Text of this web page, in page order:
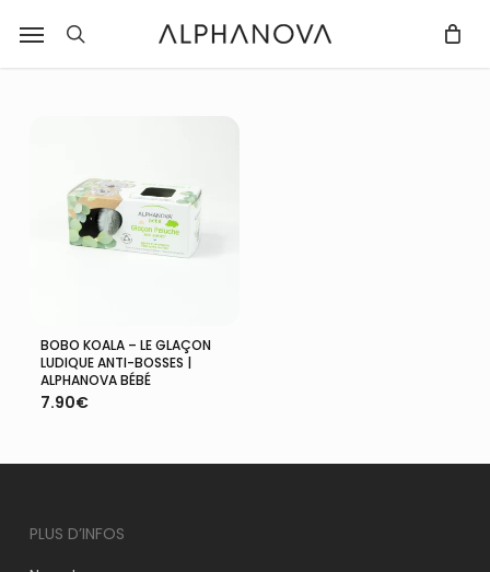
main
recherche
Menu
Fermer
Fermer
filtres
Ajouter Au Panier
BOBO KOALA – LE GLAÇON
LUDIQUE ANTI-BOSSES |
ALPHANOVA BÉBÉ
7.90€
PLUS D’INFOS
des
avis